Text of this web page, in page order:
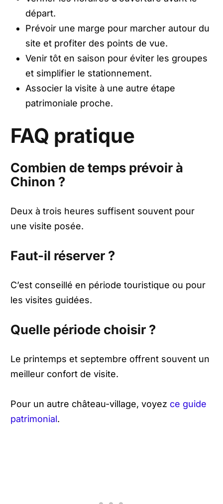
départ.
Prévoir une marge pour marcher autour du
site et profiter des points de vue.
Venir tôt en saison pour éviter les groupes
et simplifier le stationnement.
Associer la visite à une autre étape
patrimoniale proche.
FAQ pratique
Combien de temps prévoir à
Chinon ?
Deux à trois heures suffisent souvent pour
une visite posée.
Faut-il réserver ?
C’est conseillé en période touristique ou pour
les visites guidées.
Quelle période choisir ?
Le printemps et septembre offrent souvent un
meilleur confort de visite.
Pour un autre château-village, voyez ce guide
patrimonial.